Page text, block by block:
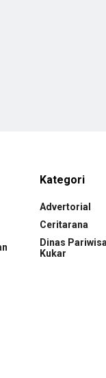
Kategori
Advertorial
Ceritarana
Dinas
Kukar